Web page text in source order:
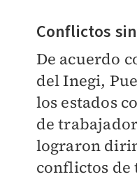
Conflictos
De acuerdo
del Inegi,
los estados
de
lograron
conflictos de